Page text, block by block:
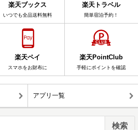
楽天ブックス
いつでも全品送料無料
楽天トラベル
簡単宿泊予約！
楽天ペイ
スマホをお財布に
楽天PointClub
手軽にポイントを確認
アプリ一覧